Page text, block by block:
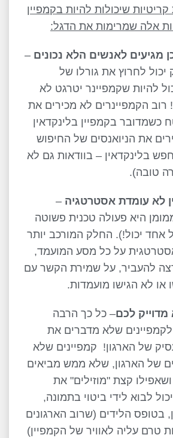
שיכולות להיות בקמפיין
אלה שמרימות את הדגל:
מגיעים לאנשים הלא נכונים –
יכול לחרוץ את גורלו של
להיות שקמפיינר יטרגט לא
רוב הקמפיינרים לא מכירים את
כשמדובר בקמפיין בלינקדאין
את הניואנסים של החיפוש
בלינקדאין – בוודאות גם לא
טובה).
לא עומדת אסטרטגיה –
היא פעולה טכנית פשוטה
אחד יכול!). החלק המורכב יותר
על כל מסע המועמד,
להעביר, על שמירת הקשר עם
או לא הגישו מועמדות.
לכם– כל כך הרבה
שלא מדברים את
של הארגון! קמפיינים שלא
של הארגון, שלא ממש מביאים
קצת "מוזילים" את
לבוא לידי ביטוי בתמונה,
בטופס הלידים (שרוב הארגונים
טרם עליה לאוויר של הקמפיין)